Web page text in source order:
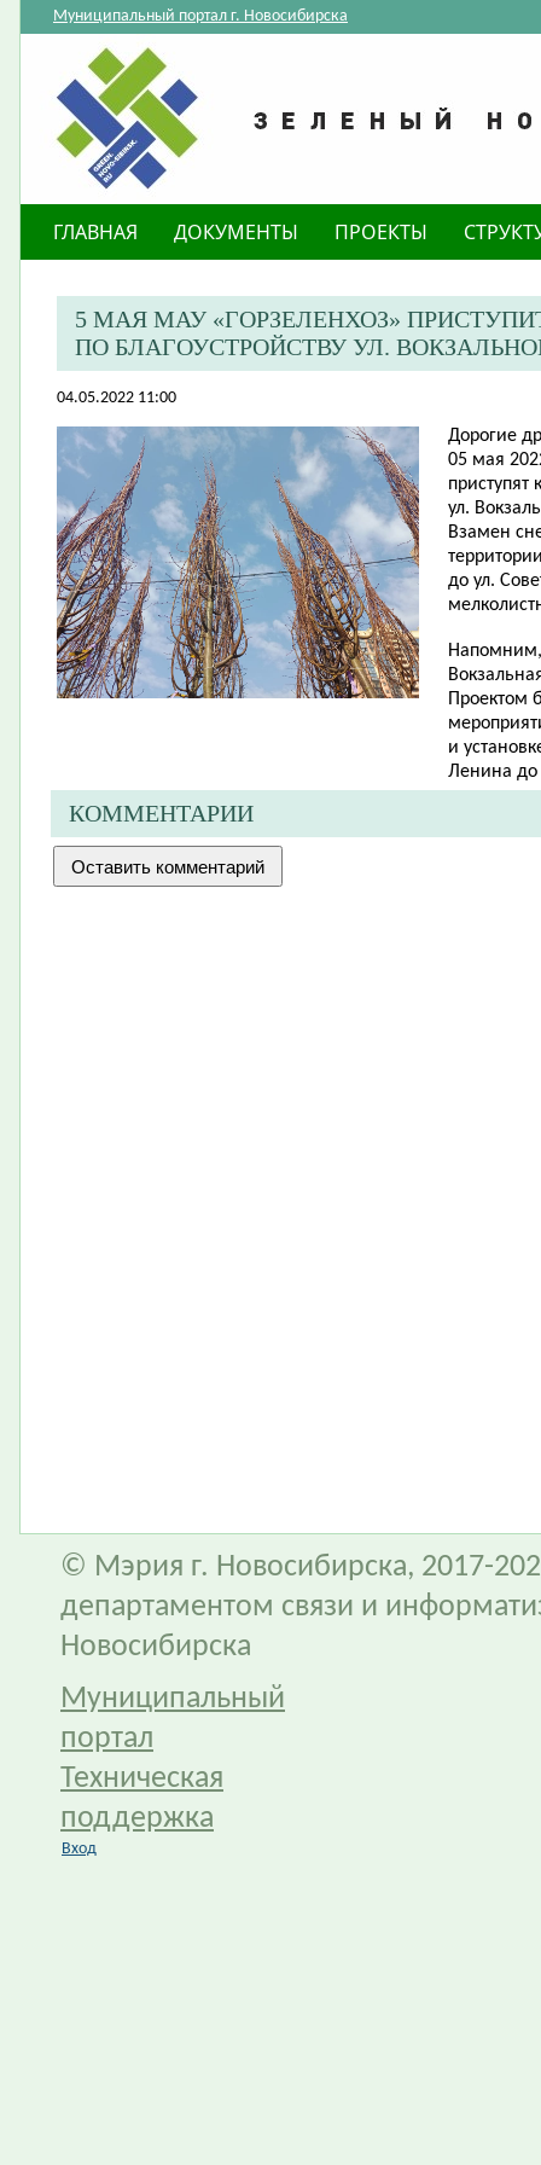
Муниципальный портал г. Новосибирска
ГЛАВНАЯ ДОКУМЕНТЫ ПРОЕКТЫ
5 МАЯ МАУ «ГОРЗЕЛЕНХОЗ»
ПО БЛАГОУСТРОЙСТВУ УЛ.
04.05.2022 11:00
Дорогие
05 мая
приступят
ул.
Взамен
до ул.
Напомним,
Проектом
и
Ленина до
КОММЕНТАРИИ
© Мэрия г. Новосибирска, 2017-
департаментом связи и
Новосибирска
Муниципальный
портал
Техническая
поддержка
Вход